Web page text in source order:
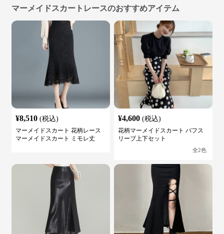
マーメイドスカートレースのおすすめアイテム
¥8,510 (税込)
マーメイドスカート 花柄レース
マーメイドスカート ミモレ丈
¥4,600 (税込)
花柄マーメイドスカート パフス
リーブ上下セット
全2色